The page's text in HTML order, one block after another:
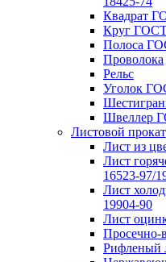
Квадрат
Круг
Полоса
Проволока
Рельс
Уголок
Швеллер
Листовой прокат
Лист из
Лист
16523-97/
Лист
19904-90
Лист
Просечно-
Рифленый